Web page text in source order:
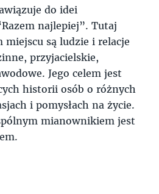
do idei
najlepiej”. Tutaj
są ludzie i relacje
przyjacielskie,
Jego celem jest
historii osób o różnych
i pomysłach na życie.
mianownikiem jest